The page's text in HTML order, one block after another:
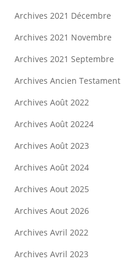
Archives 2021 Décembre
Archives 2021 Novembre
Archives 2021 Septembre
Archives Ancien Testament
Archives Août 2022
Archives Août 20224
Archives Août 2023
Archives Août 2024
Archives Aout 2025
Archives Aout 2026
Archives Avril 2022
Archives Avril 2023